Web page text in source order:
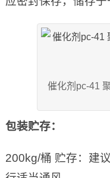
催化剂pc-41
包装贮存：
200kg/桶 贮存：建